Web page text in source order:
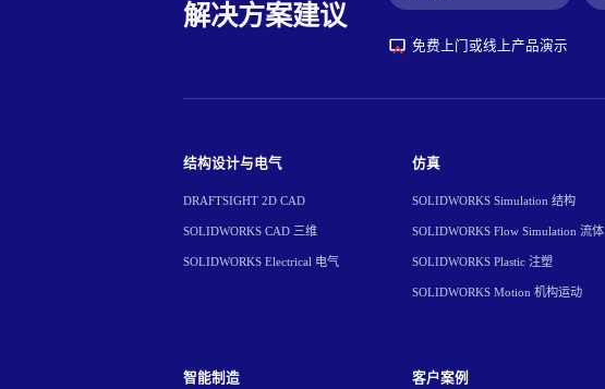
解决方案建议
免费上门或线上产品演示
结构设计与电气
DRAFTSIGHT 2D CAD
SOLIDWORKS CAD 三维
SOLIDWORKS Electrical 电气
仿真
SOLIDWORKS Simulation 结构
SOLIDWORKS Flow Simulation 流体
SOLIDWORKS Plastic 注塑
SOLIDWORKS Motion 机构运动
智能制造 客户案例